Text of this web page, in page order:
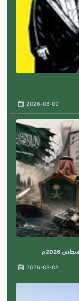
2026-08-09
2026-08-08